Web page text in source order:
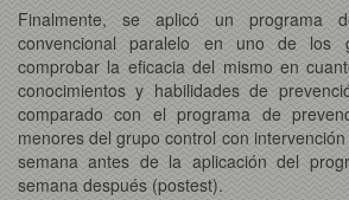
Finalmente, se aplicó un programa
convencional paralelo en uno de los
comprobar la eficacia del mismo en
conocimientos y habilidades de
comparado con el programa de
menores del grupo control con
semana antes de la aplicación del
semana después (postest).